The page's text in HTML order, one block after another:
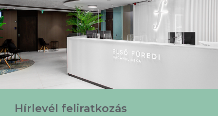
Hírlevél feliratkozás